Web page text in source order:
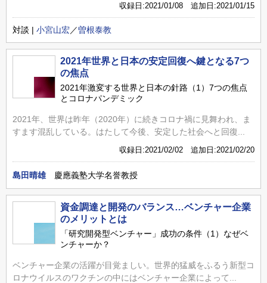
収録日:2021/01/08 追加日:2021/01/15
対談 | 小宮山宏／曽根泰教
2021年世界と日本の安定回復へ鍵となる7つ
の焦点
2021年激変する世界と日本の針路（1）7つの焦点
とコロナパンデミック
2021年、世界は昨年（2020年）に続きコロナ禍に見舞われ、ま
すます混乱している。はたして今後、安定した社会へと回復...
収録日:2021/02/02 追加日:2021/02/20
島田晴雄 慶應義塾大学名誉教授
資金調達と開発のバランス…ベンチャー企業
のメリットとは
「研究開発型ベンチャー」成功の条件（1）なぜベ
ンチャーか？
ベンチャー企業の活躍が目覚ましい。世界的猛威をふるう新型コ
ロナウイルスのワクチンの中にはベンチャー企業によって...